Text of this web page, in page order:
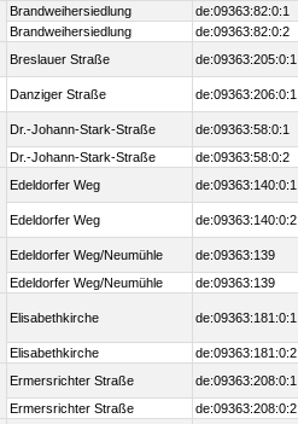
Brandweihersiedlung de:09363:82:0:1
Brandweihersiedlung
de:09363:82:0:2
Breslauer Straße de:09363:205:0:1
Danziger Straße de:09363:206:0:1
Dr.-Johann-Stark-Straße de:09363:58:0:1
Dr.-Johann-Stark-Straße
de:09363:58:0:2
Edeldorfer Weg de:09363:140:0:1
Edeldorfer Weg de:09363:140:0:2
Edeldorfer Weg/Neumühle de:09363:139
Edeldorfer Weg/Neumühle
de:09363:139
Elisabethkirche de:09363:181:0:1
Elisabethkirche de:09363:181:0:2
Ermersrichter Straße de:09363:208:0:1
Ermersrichter Straße
de:09363:208:0:2